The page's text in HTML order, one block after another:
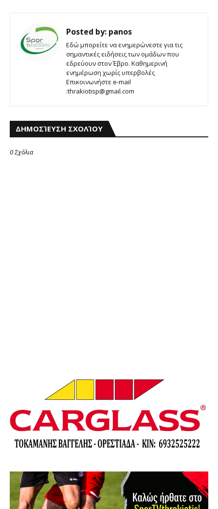
Posted by: panos
Εδώ μπορείτε να ενημερώνεστε για τις
σημαντικές ειδήσεις των ομάδων που
εδρεύουν στον Έβρο. Καθημερινή
ενημέρωση χωρίς υπερβολές
Επικοινωνήστε e-mail
:thrakiotisp@gmail.com
ΔΗΜΟΣΊΕΥΣΗ ΣΧΟΛΊΟΥ
0 Σχόλια